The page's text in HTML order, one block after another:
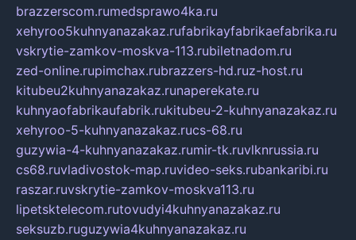
brazzerscom.rumedsprawo4ka.ru
xehyroo5kuhnyanazakaz.rufabrikayfabrikaefabrika.ru
vskrytie-zamkov-moskva-113.rubiletnadom.ru
zed-online.rupimchax.rubrazzers-hd.ruz-host.ru
kitubeu2kuhnyanazakaz.runaperekate.ru
kuhnyaofabrikaufabrik.rukitubeu-2-kuhnyanazakaz.ru
xehyroo-5-kuhnyanazakaz.rucs-68.ru
guzywia-4-kuhnyanazakaz.rumir-tk.ruvlknrussia.ru
cs68.ruvladivostok-map.ruvideo-seks.rubankaribi.ru
raszar.ruvskrytie-zamkov-moskva113.ru
lipetsktelecom.rutovudyi4kuhnyanazakaz.ru
seksuzb.ruguzywia4kuhnyanazakaz.ru